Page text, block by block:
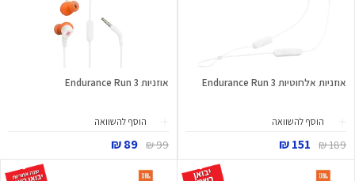
אוזניות אלחוטיות Endurance Run 3
הוסף להשוואה
189 ₪
151 ₪
אוזניות Endurance Run 3
הוסף להשוואה
99 ₪
89 ₪